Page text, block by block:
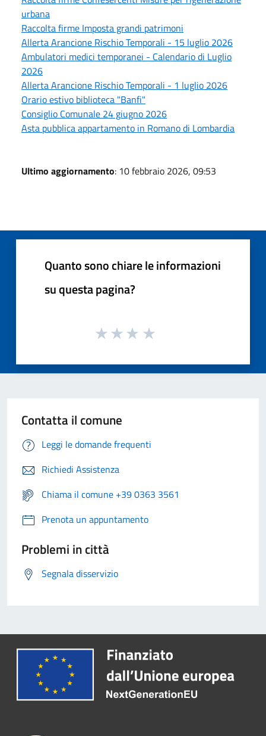
urbana
Raccolta firme Imposta grandi patrimoni
Allerta Arancione Rischio Temporali - 15 luglio 2026
Ambulatori medici temporanei - Calendario di Luglio
2026
Allerta Arancione Rischio Temporali - 1 luglio 2026
Orario estivo biblioteca "Banfi"
Consiglio Comunale 24 giugno 2026
Asta pubblica appartamento in Romano di Lombardia
Ultimo aggiornamento: 10 febbraio 2026, 09:53
Quanto sono chiare le informazioni
su questa pagina?
Contatta il comune
Leggi le domande frequenti
Richiedi Assistenza
Chiama il comune +39 0363 3561
Prenota un appuntamento
Problemi in città
Segnala disservizio